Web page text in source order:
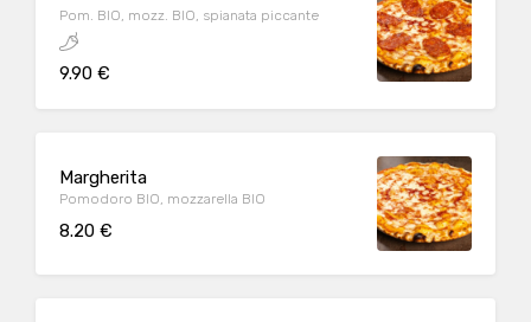
Pom. BIO, mozz. BIO, spianata piccante
9.90 €
Margherita
Pomodoro BIO, mozzarella BIO
8.20 €